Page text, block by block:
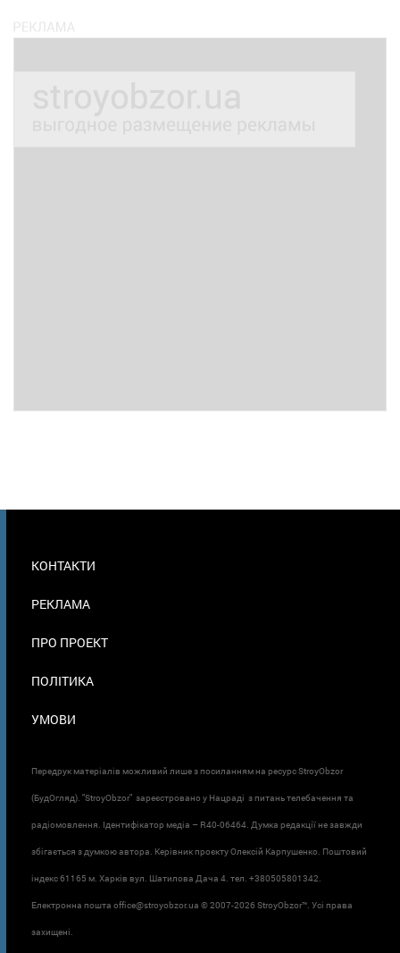
В
КОНТАКТИ
РЕКЛАМА
ПРО ПРОЕКТ
ПОЛІТИКА
УМОВИ
Передрук матеріалів можливий лише з посиланням на ресурс StroyObzor
(БудОгляд). "StroyObzor" зареєстровано у Нацраді з питань телебачення та
радіомовлення. Ідентифікатор медіа – R40-06464. Думка редакції не завжди
збігається з думкою автора. Керівник проєкту Олексій Карпушенко. Поштовий
індекс 61165 м. Харків вул. Шатилова Дача 4. тел. +380505801342.
Електронна пошта office@stroyobzor.ua © 2007-2026 StroyObzor™. Усі права
захищені.